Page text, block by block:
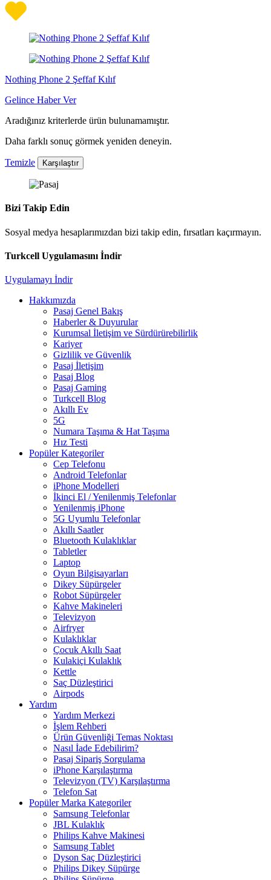
Nothing Phone 2 Şeffaf Kılıf
Gelince Haber Ver
Aradığınız kriterlerde ürün bulunamamıştır.
Daha farklı sonuç görmek yeniden deneyin.
Temizle Karşılaştır
Bizi Takip Edin
Sosyal medya hesaplarımızdan bizi takip edin, fırsatları kaçırmayın.
Turkcell Uygulamasını İndir
Uygulamayı İndir
Hakkımızda
Pasaj Genel Bakış
Haberler & Duyurular
Kurumsal İletişim ve Sürdürürebilirlik
Kariyer
Gizlilik ve Güvenlik
Pasaj İletişim
Pasaj Blog
Pasaj Gaming
Turkcell Blog
Akıllı Ev
5G
Numara Taşıma & Hat Taşıma
Hız Testi
Popüler Kategoriler
Cep Telefonu
Android Telefonlar
iPhone Modelleri
İkinci El / Yenilenmiş Telefonlar
Yenilenmiş iPhone
5G Uyumlu Telefonlar
Akıllı Saatler
Bluetooth Kulaklıklar
Tabletler
Laptop
Oyun Bilgisayarları
Dikey Süpürgeler
Robot Süpürgeler
Kahve Makineleri
Televizyon
Airfryer
Kulaklıklar
Çocuk Akıllı Saat
Kulakiçi Kulaklık
Kettle
Saç Düzleştirici
Airpods
Yardım
Yardım Merkezi
İşlem Rehberi
Ürün Güvenliği Temas Noktası
Nasıl İade Edebilirim?
Pasaj Sipariş Sorgulama
iPhone Karşılaştırma
Televizyon (TV) Karşılaştırma
Telefon Sat
Popüler Marka Kategoriler
Samsung Telefonlar
JBL Kulaklık
Philips Kahve Makinesi
Samsung Tablet
Dyson Saç Düzleştirici
Philips Dikey Süpürge